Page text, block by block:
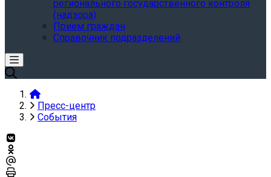
регионального государственного контроля
(надзора)
Прием граждан
Справочник подразделений
Пресс-центр
События